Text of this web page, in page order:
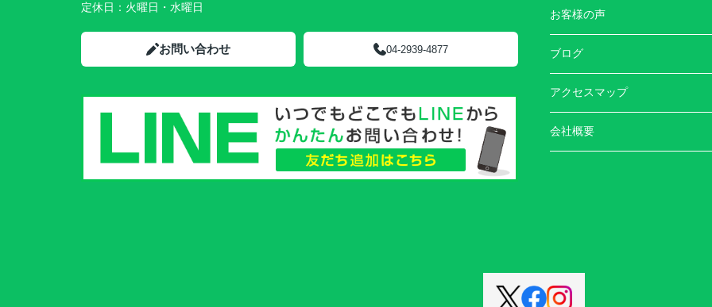
定休日： 火曜日・水曜日
お問い合わせ 04-2939-4877
お客様の声
ブログ
アクセスマップ
会社概要